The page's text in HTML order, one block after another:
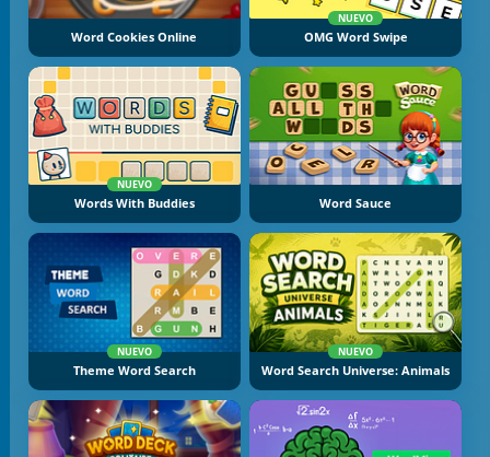
Word Cookies Online
NUEVO
OMG Word Swipe
NUEVO
Words With Buddies Word Sauce
NUEVO
Theme Word Search
NUEVO
Word Search Universe: Animals